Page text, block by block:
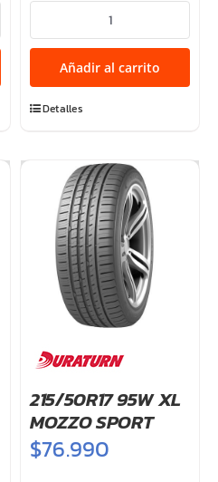
94W
MOZZO
SPORT
cantidad
Añadir al carrito
Detalles
215/50R17 95W XL
MOZZO SPORT
$76.990